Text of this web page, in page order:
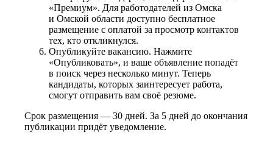
«Премиум». Для работодателей из Омска
и Омской области доступно бесплатное
размещение с оплатой за просмотр контактов
тех, кто откликнулся.
Опубликуйте вакансию. Нажмите
«Опубликовать», и ваше объявление попадёт
в поиск через несколько минут. Теперь
кандидаты, которых заинтересует работа,
смогут отправить вам своё резюме.
Срок размещения — 30 дней. За 5 дней до окончания
публикации придёт уведомление.